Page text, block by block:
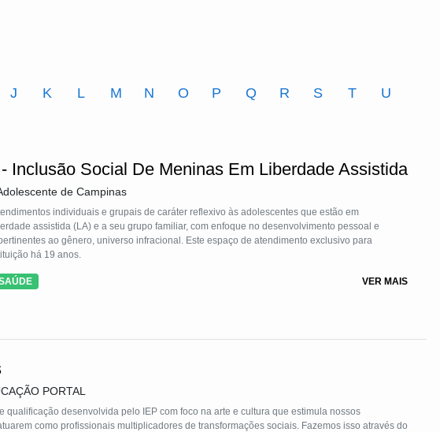
J K L M N O P Q R S T
U
Inclusão Social De Meninas Em Liberdade Assistida
de Campinas
individuais e grupais de caráter reflexivo às adolescentes que estão em
assistida (LA) e a seu grupo familiar, com enfoque no desenvolvimento pessoal e
ao gênero, universo infracional. Este espaço de atendimento exclusivo para
adolescentes acontece na instituição há 19 anos.
VER MAIS
PORTAL
qualificação desenvolvida pelo IEP com foco na arte e cultura que estimula nossos
como profissionais multiplicadores de transformações sociais. Fazemos isso através do